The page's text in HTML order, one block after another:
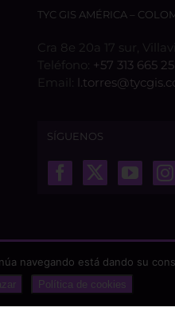
TYC GIS AMÉRICA –
Cra 8e 20a 17 sur,
Teléfono: +57 313 665
Email:
SÍGUENOS
Legal |Protección de datos
navegando está dando su
Política de cookies